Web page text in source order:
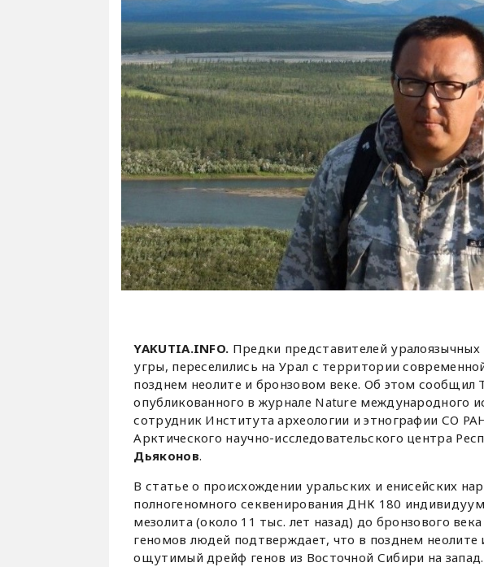
YAKUTIA.INFO. Предки представителей
угры, переселились на Урал с территории
позднем неолите и бронзовом веке. Об этом сообщил
опубликованного в журнале Nature международного
сотрудник Института археологии и этнографии СО
Арктического научно-исследовательского центра
Дьяконов.
В статье о происхождении уральских и енисейских
полногеномного секвенирования ДНК 180
мезолита (около 11 тыс. лет назад) до бронзового
геномов людей подтверждает, что в позднем неолите
ощутимый дрейф генов из Восточной Сибири на запад.